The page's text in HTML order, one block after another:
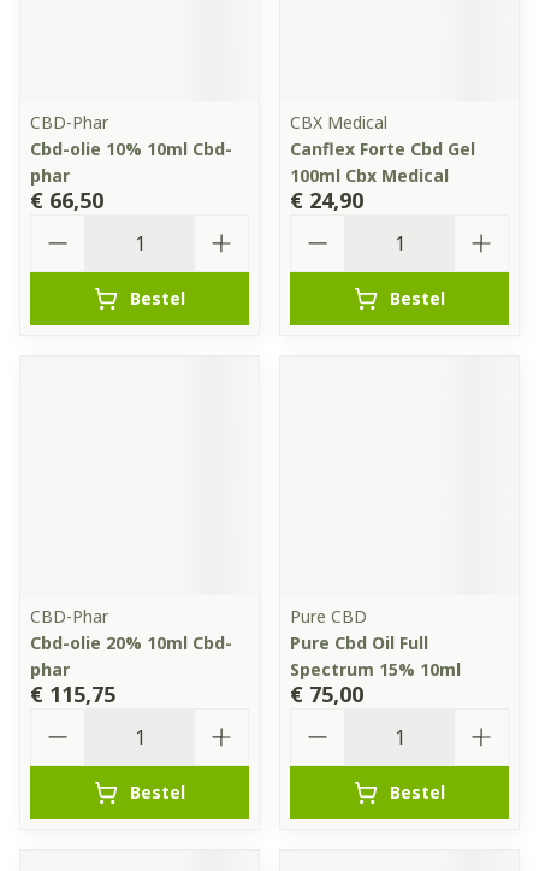
CBD-Phar
Cbd-olie 10% 10ml Cbd-
phar
€ 66,50
Bestel
CBX Medical
Canflex Forte Cbd Gel
100ml Cbx Medical
€ 24,90
Bestel
CBD-Phar
Cbd-olie 20% 10ml Cbd-
phar
€ 115,75
Bestel
Pure CBD
Pure Cbd Oil Full
Spectrum 15% 10ml
€ 75,00
Bestel